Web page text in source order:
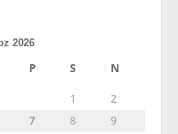
2026
P S N
1
2
7 8
9